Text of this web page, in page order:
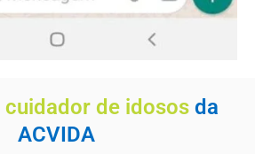
cuidador de idosos da
ACVIDA